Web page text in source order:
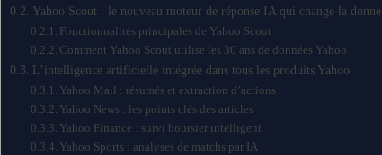
Yahoo Scout : le nouveau moteur de réponse IA qui change la donne
Fonctionnalités principales de Yahoo Scout
Comment Yahoo Scout utilise les 30 ans de données Yahoo
L’intelligence artificielle intégrée dans tous les produits Yahoo
Yahoo Mail : résumés et extraction d’actions
Yahoo News : les points clés des articles
Yahoo Finance : suivi boursier intelligent
Yahoo Sports : analyses de matchs par IA